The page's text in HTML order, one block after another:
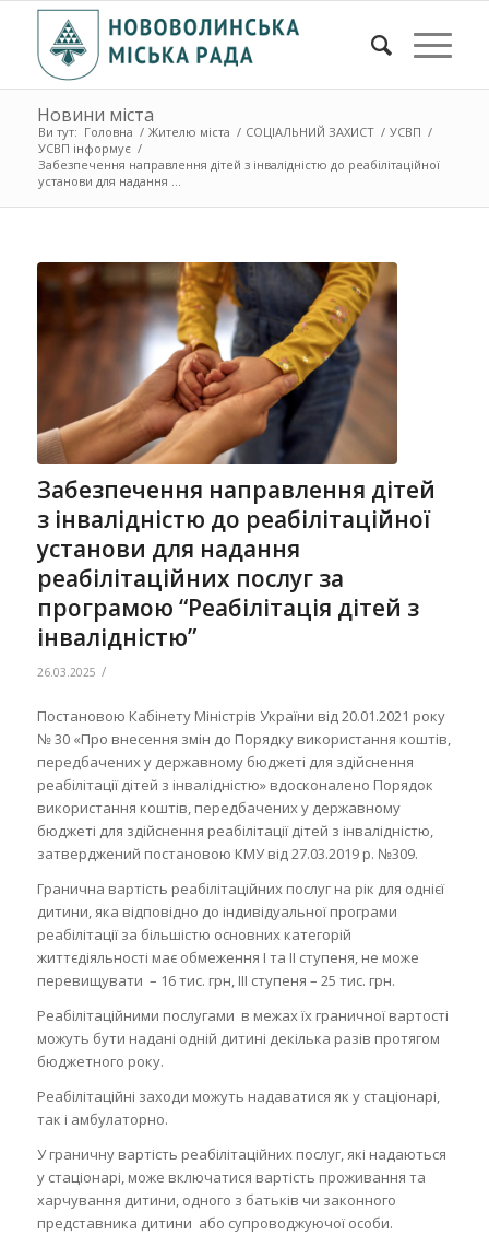
Новини міста
Ви тут: Головна / Жителю міста / СОЦІАЛЬНИЙ ЗАХИСТ / УСВП /
УСВП інформує /
Забезпечення направлення дітей з інвалідністю до реабілітаційної
установи для надання ...
Забезпечення направлення дітей
з інвалідністю до реабілітаційної
установи для надання
реабілітаційних послуг за
програмою “Реабілітація дітей з
інвалідністю”
26.03.2025 /
Постановою Кабінету Міністрів України від 20.01.2021 року
№ 30 «Про внесення змін до Порядку використання коштів,
передбачених у державному бюджеті для здійснення
реабілітації дітей з інвалідністю» вдосконалено Порядок
використання коштів, передбачених у державному
бюджеті для здійснення реабілітації дітей з інвалідністю,
затверджений постановою КМУ від 27.03.2019 р. №309.
Гранична вартість реабілітаційних послуг на рік для однієї
дитини, яка відповідно до індивідуальної програми
реабілітації за більшістю основних категорій
життєдіяльності має обмеження I та II ступеня, не може
перевищувати – 16 тис. грн, III ступеня – 25 тис. грн.
Реабілітаційними послугами в межах їх граничної вартості
можуть бути надані одній дитині декілька разів протягом
бюджетного року.
Реабілітаційні заходи можуть надаватися як у стаціонарі,
так і амбулаторно.
У граничну вартість реабілітаційних послуг, які надаються
у стаціонарі, може включатися вартість проживання та
харчування дитини, одного з батьків чи законного
представника дитини або супроводжуючої особи.